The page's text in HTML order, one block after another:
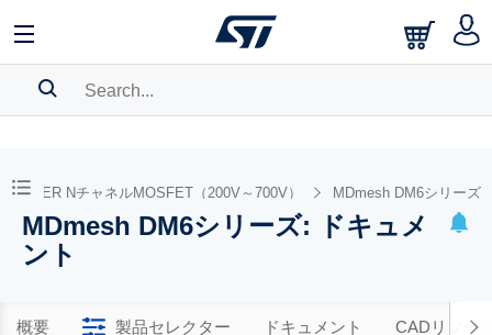
BOOKMARK
Pleaselog into show your saved searches.
NチャネルMOSFET（200V～700V） MDmesh DM6シリーズ
MDmesh DM6シリーズ: ドキュメ
ント
概要 製品セレクター ドキュメント CADリソー